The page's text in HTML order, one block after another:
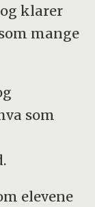
klarer
mange
som
elevene